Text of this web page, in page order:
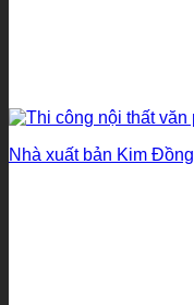
Nhà xuất bản Kim Đồng